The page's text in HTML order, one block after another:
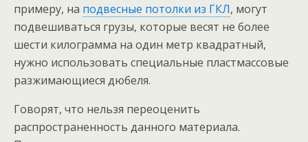
примеру, на подвесные потолки из ГКЛ, могут
подвешиваться грузы, которые весят не более
шести килограмма на один метр квадратный,
нужно использовать специальные пластмассовые
разжимающиеся дюбеля.
Говорят, что нельзя переоценить
распространенность данного материала.